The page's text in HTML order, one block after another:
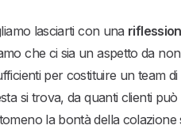
lasciarti con una
che ci sia un aspetto da
per costituire un team
si trova, da quanti clienti
la bontà della